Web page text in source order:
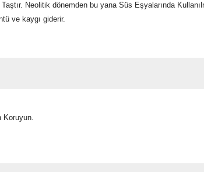
Neolitik dönemden bu yana Süs Eşyalarında
ve kaygı giderir.
Koruyun.